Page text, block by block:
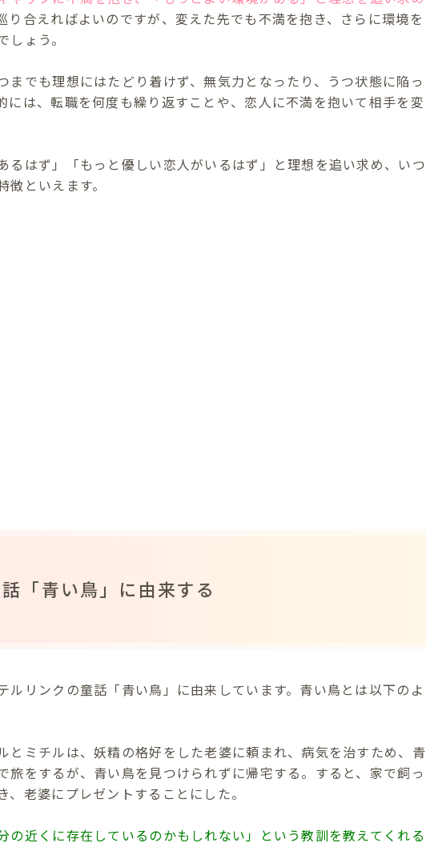
り合えればよいのですが、変えた先でも不満を抱き、さらに環境を
ょう。
までも理想にはたどり着けず、無気力となったり、うつ状態に陥っ
には、転職を何度も繰り返すことや、恋人に不満を抱いて相手を変
るはず」「もっと優しい恋人がいるはず」と理想を追い求め、いつ
といえます。
「青い鳥」に由来する
ルリンクの童話「青い鳥」に由来しています。青い鳥とは以下のよ
とミチルは、妖精の格好をした老婆に頼まれ、病気を治すため、青
旅をするが、青い鳥を見つけられずに帰宅する。すると、家で飼っ
老婆にプレゼントすることにした。
の近くに存在しているのかもしれない」という教訓を教えてくれる